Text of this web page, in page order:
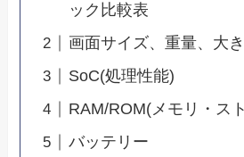
ック比較表
画面サイズ、重量、大
SoC(処理性能)
RAM/ROM(メモリ・ス
バッテリー